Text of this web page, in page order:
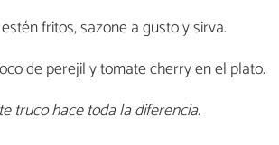
fritos, sazone a gusto y sirva.
de perejil y tomate cherry en el plato.
truco hace toda la diferencia.